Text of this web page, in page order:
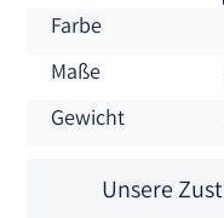
Farbe
Maße
Gewicht
Unsere